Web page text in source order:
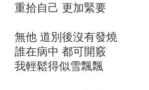
重拾自己 更加緊要
無他 道別後沒有發燒
誰在病中 都可開竅
我輕鬆得似雪飄飄